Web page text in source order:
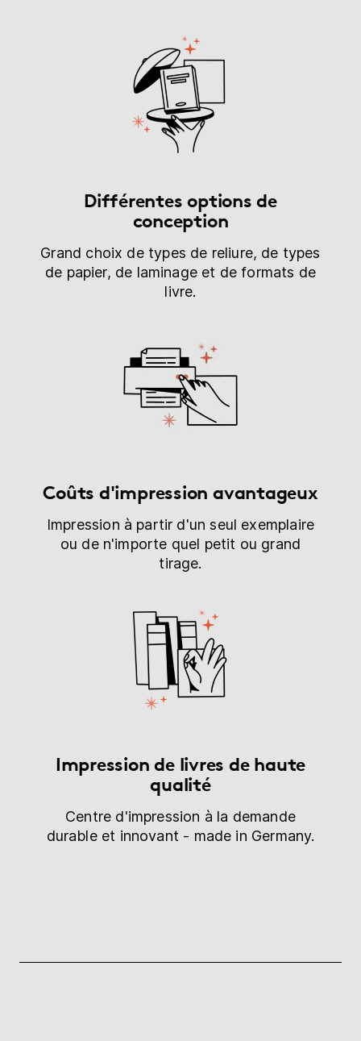
Différentes options de
conception
Grand choix de types de reliure, de types
de papier, de laminage et de formats de
livre.
Coûts d'impression avantageux
Impression à partir d'un seul exemplaire
ou de n'importe quel petit ou grand
tirage.
Impression de livres de haute
qualité
Centre d'impression à la demande
durable et innovant - made in Germany.